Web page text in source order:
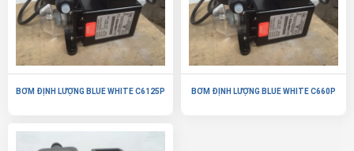
BƠM ĐỊNH LƯỢNG BLUE WHITE C6125P BƠM ĐỊNH LƯỢNG BLUE WHITE C660P